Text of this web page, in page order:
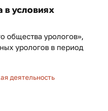
условиях
общества урологов»,
урологов в период
деятельность